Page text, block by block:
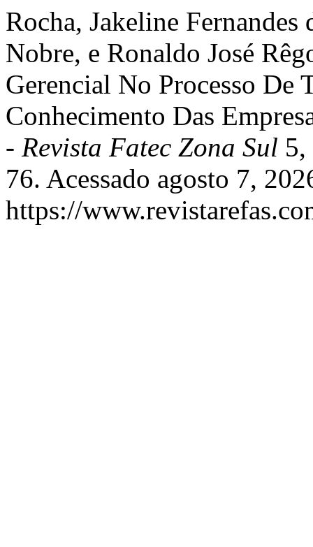
Rocha, Jakeline
Nobre, e Ronaldo José
Gerencial No Processo De
Conhecimento Das
- Revista Fatec Zona Sul
76. Acessado agosto 7,
https://